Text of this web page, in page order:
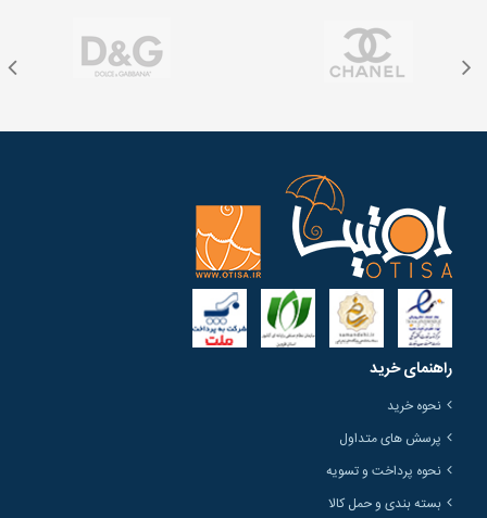
راهنمای خرید
نحوه خرید
پرسش های متداول
نحوه پرداخت و تسویه
بسته بندی و حمل کالا